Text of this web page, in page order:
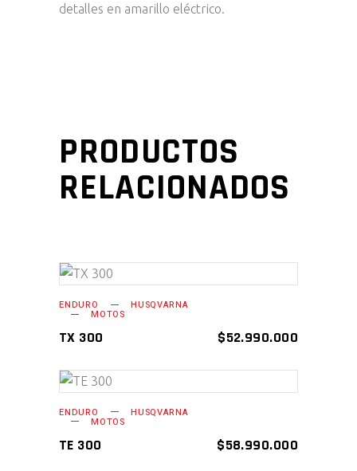
detalles en amarillo eléctrico.
PRODUCTOS
RELACIONADOS
AÑADIR AL CARRITO
ENDURO HUSQVARNA
MOTOS
TX 300 $52.990.000
AÑADIR AL CARRITO
ENDURO HUSQVARNA
MOTOS
TE 300 $58.990.000